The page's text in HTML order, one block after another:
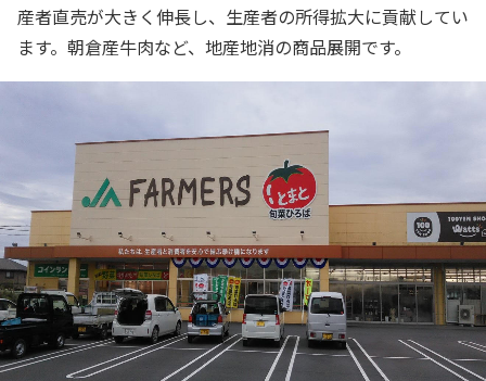
産者直売が大きく伸長し、生産者の所得拡大に貢献してい
ます。朝倉産牛肉など、地産地消の商品展開です。